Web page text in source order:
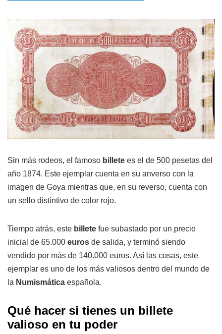
Sin más rodeos, el famoso billete es el de 500 pesetas del
año 1874. Este ejemplar cuenta en su anverso con la
imagen de Goya mientras que, en su reverso, cuenta con
un sello distintivo de color rojo.
Tiempo atrás, este billete fue subastado por un precio
inicial de 65.000 euros de salida, y terminó siendo
vendido por más de 140.000 euros. Así las cosas, este
ejemplar es uno de los más valiosos dentro del mundo de
la Numismática española.
Qué hacer si tienes un billete
valioso en tu poder